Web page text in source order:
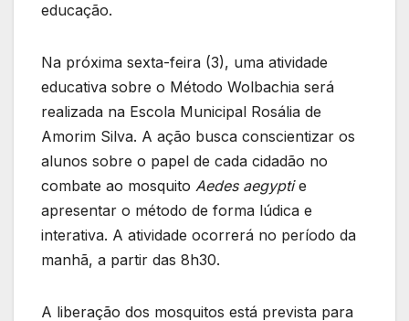
educação.
Na próxima sexta-feira (3), uma atividade
educativa sobre o Método Wolbachia será
realizada na Escola Municipal Rosália de
Amorim Silva. A ação busca conscientizar os
alunos sobre o papel de cada cidadão no
combate ao mosquito Aedes aegyptie
apresentar o método de forma lúdica e
interativa. A atividade ocorrerá no período da
manhã, a partir das 8h30.
A liberação dos mosquitos está prevista para